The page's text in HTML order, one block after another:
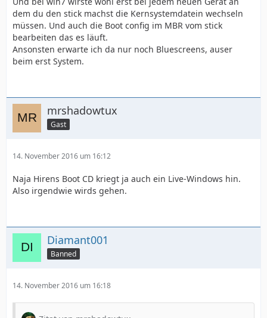
dem du den stick machst die Kernsystemdatein wechseln
müssen. Und auch die Boot config im MBR vom stick
bearbeiten das es läuft.
Ansonsten erwarte ich da nur noch Bluescreens, auser
beim erst System.
mrshadowtux
Gast
14. November 2016 um 16:12
Naja Hirens Boot CD kriegt ja auch ein Live-Windows hin.
Also irgendwie wirds gehen.
Diamant001
Banned
14. November 2016 um 16:18